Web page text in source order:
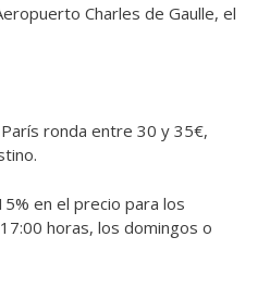
Charles de Gaulle, el
ronda entre 30 y 35€,
en el precio para los
horas, los domingos o